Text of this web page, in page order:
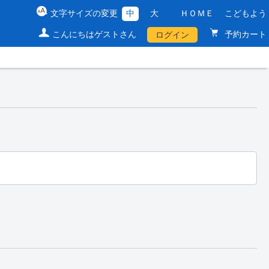
文字サイズの変更 中 大 ＨＯＭＥ こどもよう
こんにちはゲストさん ログイン 予約カート